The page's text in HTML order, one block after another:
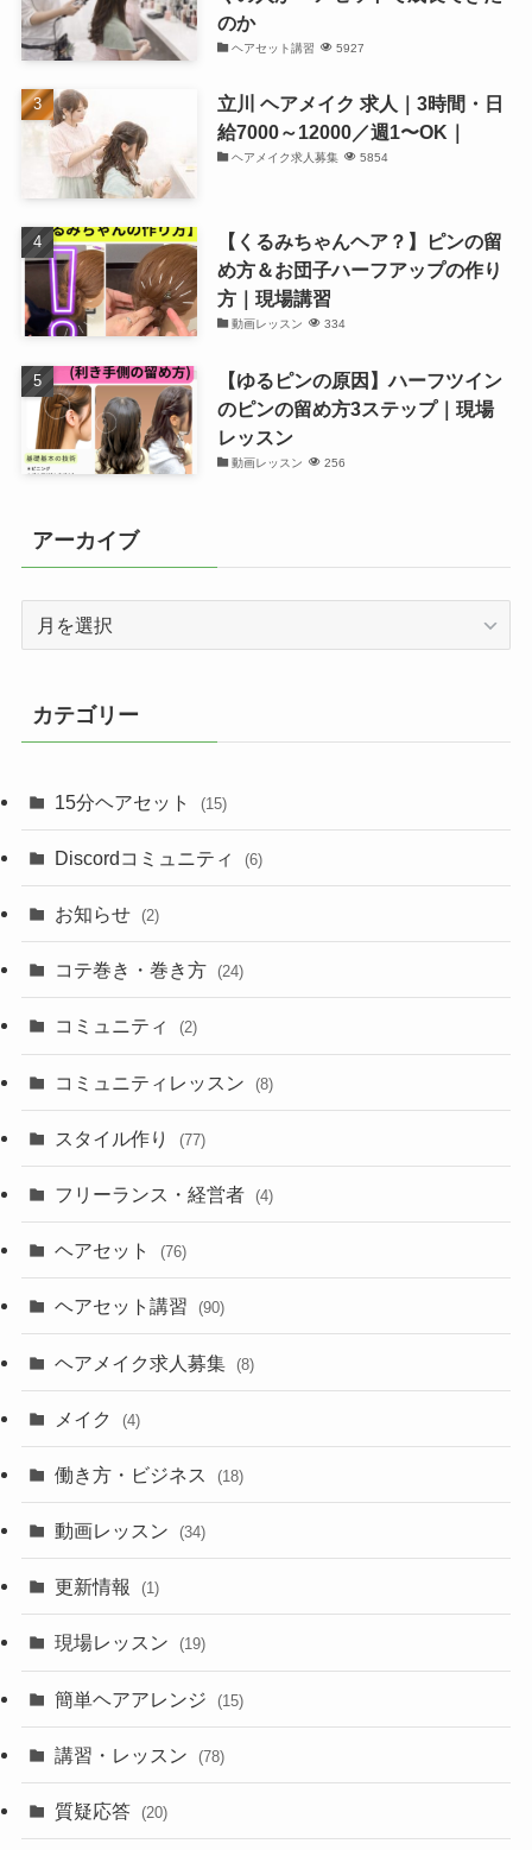
のか
ヘアセット講習 5927
立川 ヘアメイク 求人｜3時間・日
給7000～12000／週1〜OK｜
ヘアメイク求人募集 5854
【くるみちゃんヘア？】ピンの留
め方＆お団子ハーフアップの作り
方｜現場講習
動画レッスン 334
【ゆるピンの原因】ハーフツイン
のピンの留め方3ステップ｜現場
レッスン
動画レッスン 256
アーカイブ
ブ
カテゴリー
15分ヘアセット (15)
Discordコミュニティ (6)
お知らせ (2)
コテ巻き・巻き方 (24)
コミュニティ (2)
コミュニティレッスン (8)
スタイル作り (77)
フリーランス・経営者 (4)
ヘアセット (76)
ヘアセット講習 (90)
ヘアメイク求人募集 (8)
メイク (4)
働き方・ビジネス (18)
動画レッスン (34)
更新情報 (1)
現場レッスン (19)
簡単ヘアアレンジ (15)
講習・レッスン (78)
質疑応答 (20)